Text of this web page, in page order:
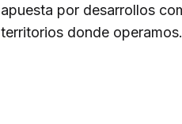
apuesta por desarrollos
territorios donde operamos.